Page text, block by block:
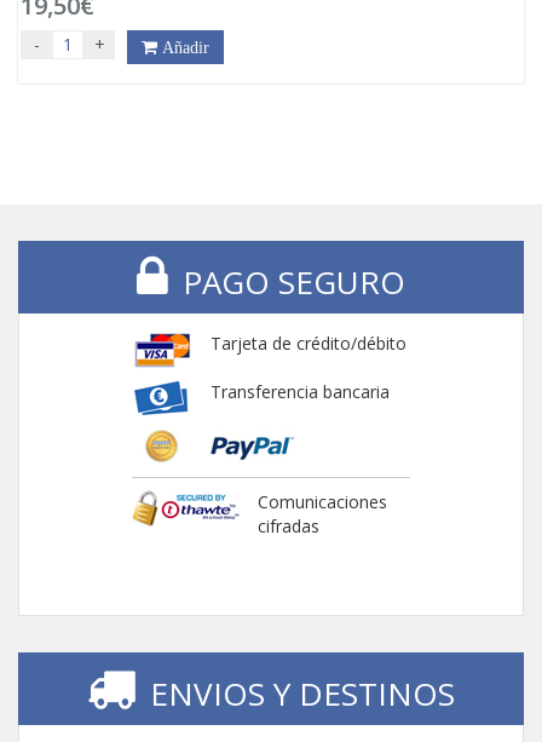
- + Añadir
PAGO SEGURO
Tarjeta de crédito/débito
Transferencia bancaria
Comunicaciones
cifradas
ENVIOS Y DESTINOS